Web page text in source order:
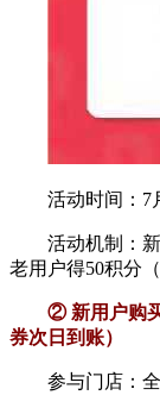
活动时间：7
活动机制：
老用户得50积分
② 新用户购
券次日到账）
参与门店：